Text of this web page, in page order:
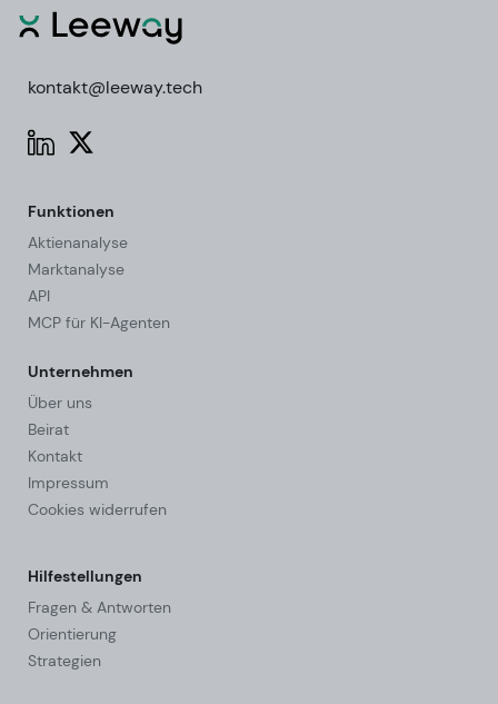
kontakt@leeway.tech
Funktionen
Aktienanalyse
Marktanalyse
API
MCP für KI-Agenten
Unternehmen
Über uns
Beirat
Kontakt
Impressum
Cookies widerrufen
Hilfestellungen
Fragen & Antworten
Orientierung
Strategien